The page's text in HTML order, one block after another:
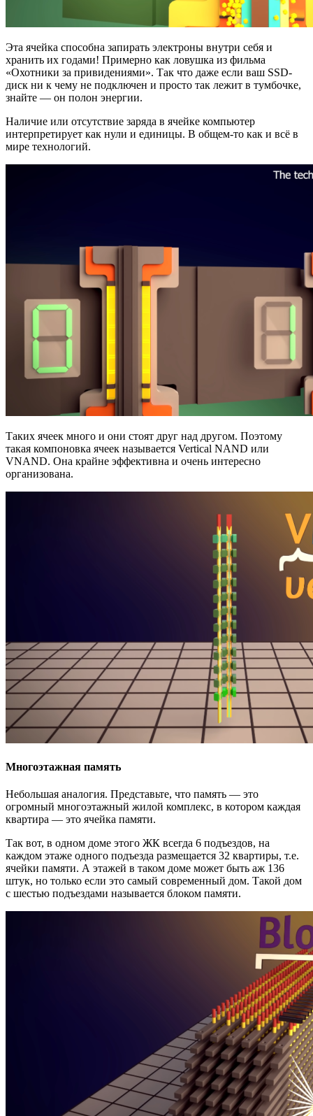
Эта ячейка способна запирать электроны внутри себя и
хранить их годами! Примерно как ловушка из фильма
«Охотники за привидениями». Так что даже если ваш SSD-
диск ни к чему не подключен и просто так лежит в тумбочке,
знайте — он полон энергии.
Наличие или отсутствие заряда в ячейке компьютер
интерпретирует как нули и единицы. В общем-то как и всё в
мире технологий.
Таких ячеек много и они стоят друг над другом. Поэтому
такая компоновка ячеек называется Vertical NAND или
VNAND. Она крайне эффективна и очень интересно
организована.
Многоэтажная память
Небольшая аналогия. Представьте, что память — это
огромный многоэтажный жилой комплекс, в котором каждая
квартира — это ячейка памяти.
Так вот, в одном доме этого ЖК всегда 6 подъездов, на
каждом этаже одного подъезда размещается 32 квартиры, т.е.
ячейки памяти. А этажей в таком доме может быть аж 136
штук, но только если это самый современный дом. Такой дом
с шестью подъездами называется блоком памяти.